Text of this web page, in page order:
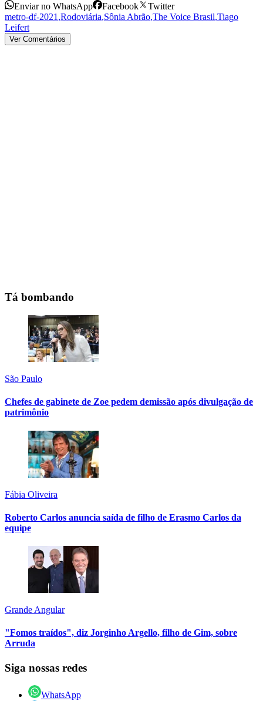
Enviar no WhatsApp Facebook
Twitter
metro-df-2021 ,Rodoviária,Sônia Abrão,The Voice Brasil,Tiago
Leifert
Ver Comentários
Tá bombando
São Paulo
Chefes de gabinete de Zoe pedem demissão após divulgação de
patrimônio
Fábia Oliveira
Roberto Carlos anuncia saída de filho de Erasmo Carlos da
equipe
Grande Angular
"Fomos traídos", diz Jorginho Argello, filho de Gim, sobre
Arruda
Siga nossas redes
WhatsApp